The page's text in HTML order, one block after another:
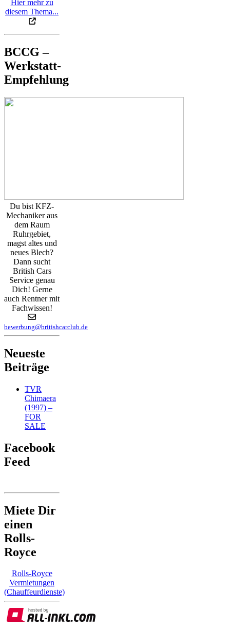
Hier mehr zu
diesem Thema...
BCCG –
Werkstatt-
Empfehlung
Du bist KFZ-
Mechaniker aus
dem Raum
Ruhrgebiet,
magst altes und
neues Blech?
Dann sucht
British Cars
Service genau
Dich! Gerne
auch Rentner mit
Fachwissen!
bewerbung@britishcarclub.de
Neueste
Beiträge
TVR
Chimaera
(1997) –
FOR
SALE
Facebook
Feed
Miete Dir
einen
Rolls-
Royce
Rolls-Royce
Vermietungen
(Chauffeurdienste)